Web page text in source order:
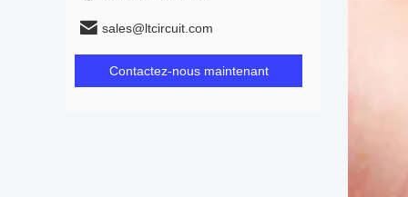
sales@ltcircuit.com
Contactez-nous maintenant